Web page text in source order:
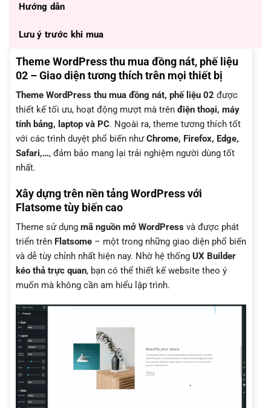
Hướng dẫn
Lưu ý trước khi mua
Theme WordPress thu mua đồng nát, phế liệu
02 – Giao diện tương thích trên mọi thiết bị
Theme WordPress thu mua đồng nát, phế liệu 02 được
thiết kế tối ưu, hoạt động mượt mà trên điện thoại, máy
tính bảng, laptop và PC. Ngoài ra, theme tương thích tốt
với các trình duyệt phổ biến nhưChrome, Firefox, Edge,
Safari,…, đảm bảo mang lại trải nghiệm người dùng tốt
nhất.
Xây dựng trên nền tảng WordPress với
Flatsome tùy biến cao
Theme sử dụng mã nguồn mở WordPress và được phát
triển trên Flatsome – một trong những giao diện phổ biến
và dễ tùy chỉnh nhất hiện nay. Nhờ hệ thống UX Builder
kéo thả trực quan, bạn có thể thiết kế website theo ý
muốn mà không cần am hiểu lập trình.